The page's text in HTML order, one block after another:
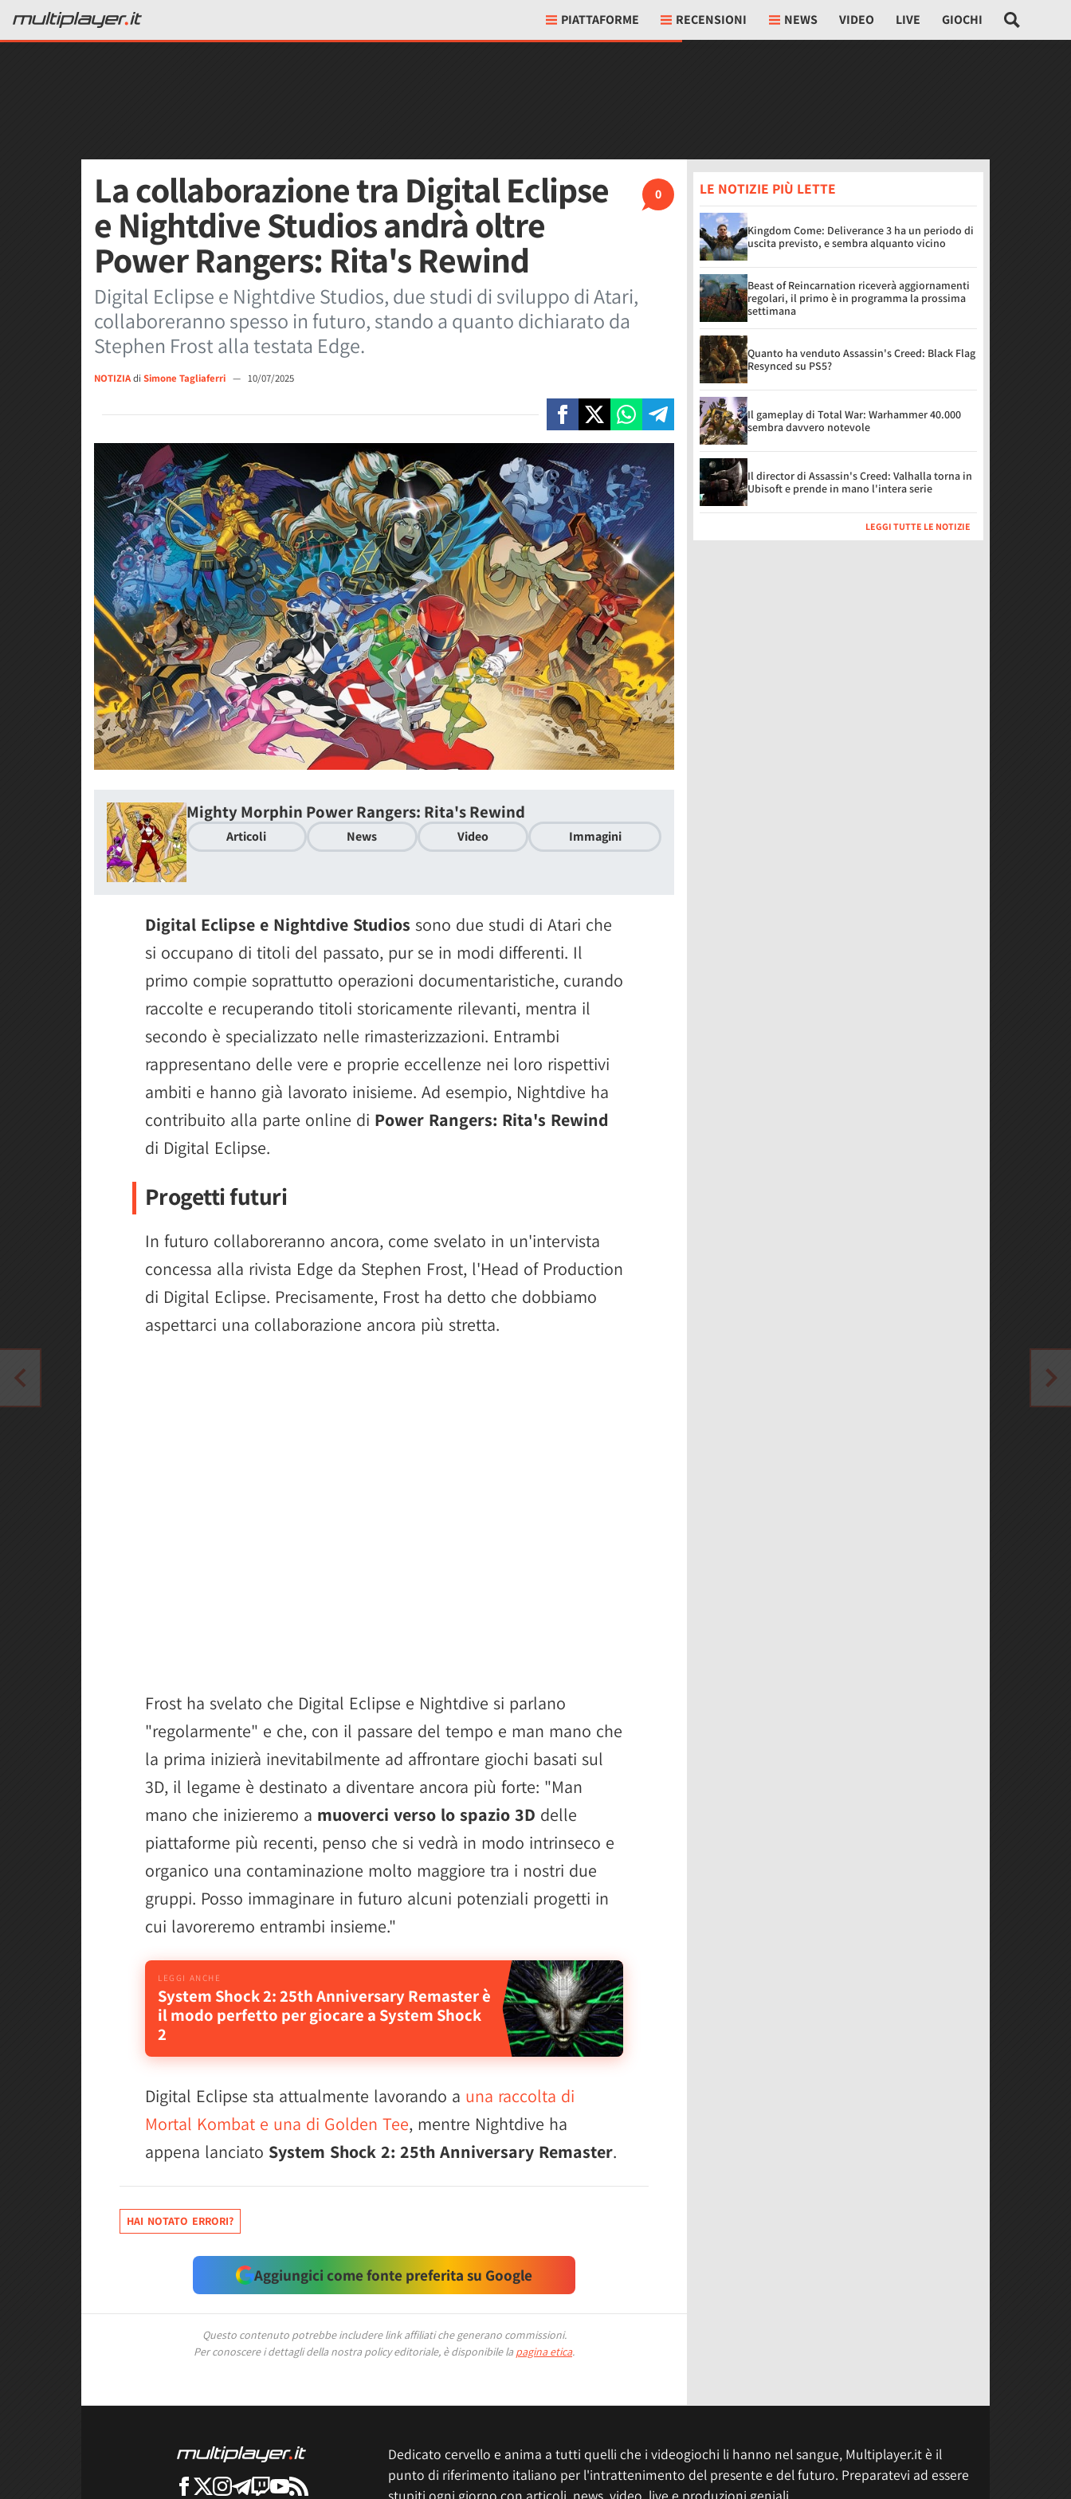
PIATTAFORME RECENSIONI NEWS VIDEO LIVE GIOCHI
0
La collaborazione tra Digital Eclipse
e Nightdive Studios andrà oltre
Power Rangers: Rita's Rewind
Digital Eclipse e Nightdive Studios, due studi di sviluppo di Atari,
collaboreranno spesso in futuro, stando a quanto dichiarato da
Stephen Frost alla testata Edge.
NOTIZIAdi Simone Tagliaferri — 10/07/2025
Mighty Morphin Power Rangers: Rita's Rewind
Articoli News Video Immagini
Digital Eclipse e Nightdive Studios sono due studi di Atari che
si occupano di titoli del passato, pur se in modi differenti. Il
primo compie soprattutto operazioni documentaristiche, curando
raccolte e recuperando titoli storicamente rilevanti, mentra il
secondo è specializzato nelle rimasterizzazioni. Entrambi
rappresentano delle vere e proprie eccellenze nei loro rispettivi
ambiti e hanno già lavorato inisieme. Ad esempio, Nightdive ha
contribuito alla parte online di Power Rangers: Rita's Rewind
di Digital Eclipse.
Progetti futuri
In futuro collaboreranno ancora, come svelato in un'intervista
concessa alla rivista Edge da Stephen Frost, l'Head of Production
di Digital Eclipse. Precisamente, Frost ha detto che dobbiamo
aspettarci una collaborazione ancora più stretta.
Frost ha svelato che Digital Eclipse e Nightdive si parlano
"regolarmente" e che, con il passare del tempo e man mano che
la prima inizierà inevitabilmente ad affrontare giochi basati sul
3D, il legame è destinato a diventare ancora più forte: "Man
mano che inizieremo a muoverci verso lo spazio 3D delle
piattaforme più recenti, penso che si vedrà in modo intrinseco e
organico una contaminazione molto maggiore tra i nostri due
gruppi. Posso immaginare in futuro alcuni potenziali progetti in
cui lavoreremo entrambi insieme."
System Shock 2: 25th Anniversary Remaster è
il modo perfetto per giocare a System Shock
2
Digital Eclipse sta attualmente lavorando a una raccolta di
Mortal Kombat e una di Golden Tee, mentre Nightdive ha
appena lanciato System Shock 2: 25th Anniversary Remaster.
HAI NOTATO ERRORI?
Aggiungici come fonte preferita su Google
Questo contenuto potrebbe includere link affiliati che generano commissioni.
Per conoscere i dettagli della nostra policy editoriale, è disponibile la pagina etica.
LE NOTIZIE PIÙ LETTE
Kingdom Come: Deliverance 3 ha un periodo di
uscita previsto, e sembra alquanto vicino
Beast of Reincarnation riceverà aggiornamenti
regolari, il primo è in programma la prossima
settimana
Quanto ha venduto Assassin's Creed: Black Flag
Resynced su PS5?
Il gameplay di Total War: Warhammer 40.000
sembra davvero notevole
Il director di Assassin's Creed: Valhalla torna in
Ubisoft e prende in mano l'intera serie
LEGGI TUTTE LE NOTIZIE
Dedicato cervello e anima a tutti quelli che i videogiochi li hanno nel sangue, Multiplayer.it è il
punto di riferimento italiano per l'intrattenimento del presente e del futuro. Preparatevi ad essere